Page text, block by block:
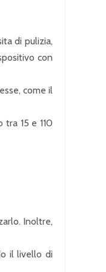
di pulizia,
con
come il
15 e 110
Inoltre,
il livello di